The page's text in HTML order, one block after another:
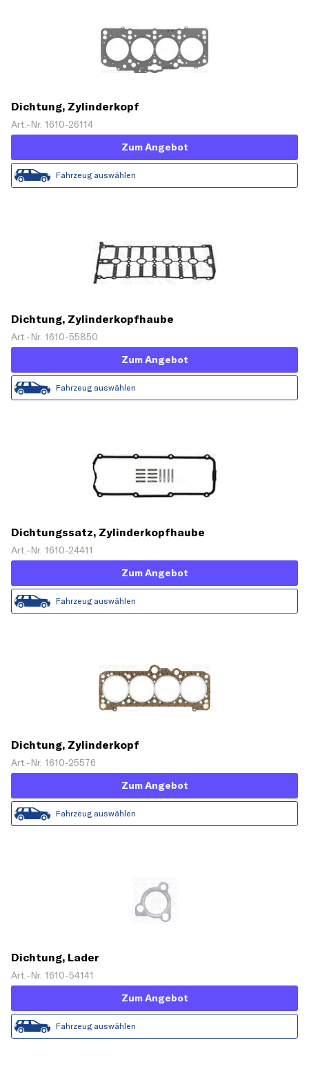
Dichtung, Zylinderkopf
Art.-Nr. 1610-26114
Zum Angebot
Fahrzeug auswählen
Dichtung, Zylinderkopfhaube
Art.-Nr. 1610-55850
Zum Angebot
Fahrzeug auswählen
Dichtungssatz, Zylinderkopfhaube
Art.-Nr. 1610-24411
Zum Angebot
Fahrzeug auswählen
Dichtung, Zylinderkopf
Art.-Nr. 1610-25576
Zum Angebot
Fahrzeug auswählen
Dichtung, Lader
Art.-Nr. 1610-54141
Zum Angebot
Fahrzeug auswählen